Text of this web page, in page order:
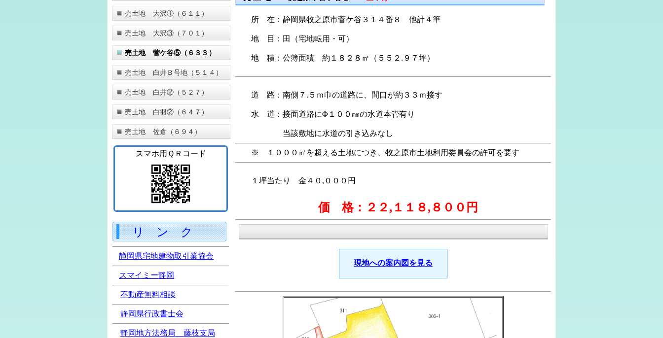
所 在：静岡県牧之原市菅ケ谷３１４番８ 他計４筆
地 目：田（宅地転用・可）
地 積：公簿面積 約１８２８㎡（５５２.９７坪）
道 路：南側７.５ｍ巾の道路に、間口が約３３ｍ接す
水 道：接面道路にΦ１００㎜の水道本管有り
当該敷地に水道の引き込みなし
※ １０００㎡を超える土地につき、牧之原市土地利用委員会の許可を要す
１坪当たり 金４０,０００円
価 格：２２ ,１１８,８ ００円
現地への案内図を見る
売土地 大沢①（６１１）
売土地 大沢③（７０１）
売土地 菅ケ谷⑤（６３３）
売土地 白井Ｂ号地（５１４）
売土地 白井②（５２７）
売土地 白羽②（６４７）
売土地 佐倉（６９４）
スマホ用ＱＲコード
リ ン ク
静岡県宅地建物取引業協会
スマイミー静岡
不動産無料相談
静岡県行政書士会
静岡地方法務局 藤枝支局